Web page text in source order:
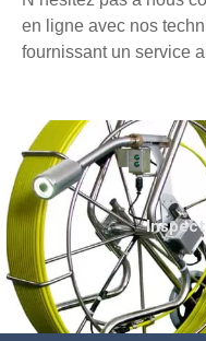
en ligne avec nos
fournissant un service